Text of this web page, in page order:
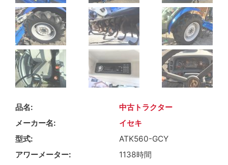
品名
中古トラクター
メーカー名
イセキ
型式
ATK560-GCY
アワーメーター
1138時間